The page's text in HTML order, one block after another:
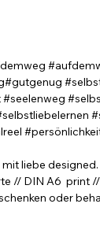
liebe designed.
// DIN A6 print
oder